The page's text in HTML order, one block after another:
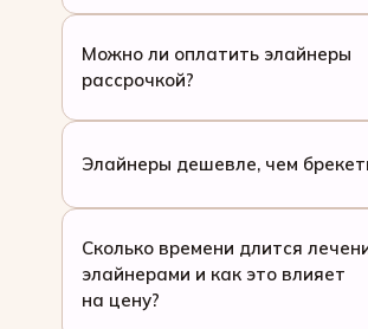
Можно ли оплатить элайнеры
рассрочкой?
Элайнеры дешевле, чем
Сколько времени длится
элайнерами и как это влияет
на цену?